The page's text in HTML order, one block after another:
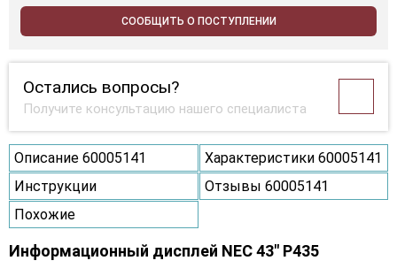
СООБЩИТЬ О ПОСТУПЛЕНИИ
Остались вопросы?
Получите консультацию нашего специалиста
Описание 60005141
Характеристики 60005141
Инструкции
Отзывы 60005141
Похожие
Информационный дисплей NEC 43" P435